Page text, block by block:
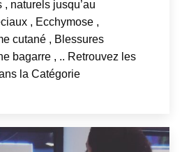
naturels jusqu’au
, Ecchymose ,
cutané , Blessures
bagarre , .. Retrouvez les
la Catégorie